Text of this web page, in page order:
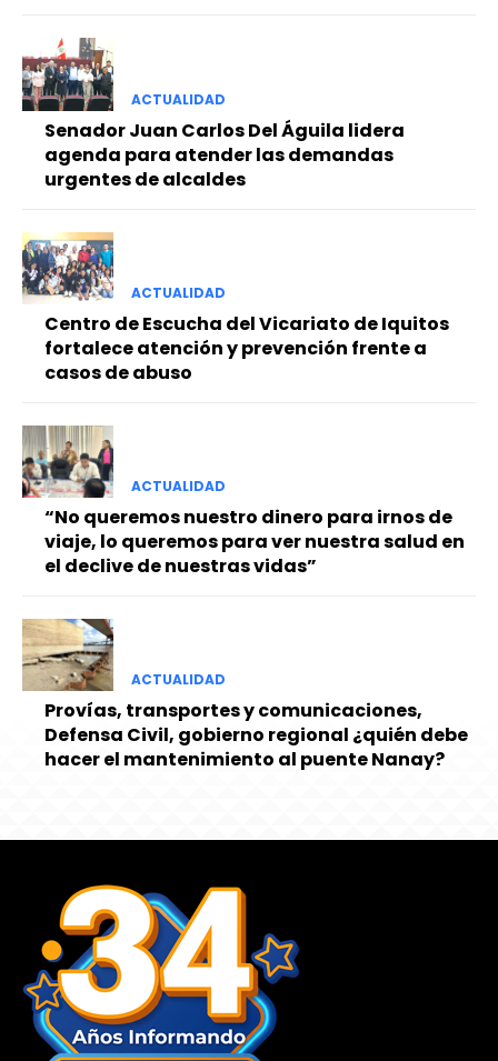
ACTUALIDAD
Senador Juan Carlos Del Águila lidera
agenda para atender las demandas
urgentes de alcaldes
ACTUALIDAD
Centro de Escucha del Vicariato de Iquitos
fortalece atención y prevención frente a
casos de abuso
ACTUALIDAD
“No queremos nuestro dinero para irnos de
viaje, lo queremos para ver nuestra salud en
el declive de nuestras vidas”
ACTUALIDAD
Provías, transportes y comunicaciones,
Defensa Civil, gobierno regional ¿quién debe
hacer el mantenimiento al puente Nanay?